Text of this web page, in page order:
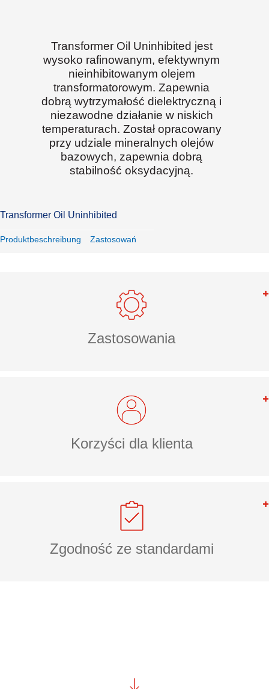
Transformer Oil Uninhibited jest
wysoko rafinowanym, efektywnym
nieinhibitowanym olejem
transformatorowym. Zapewnia
dobrą wytrzymałość dielektryczną i
niezawodne działanie w niskich
temperaturach. Został opracowany
przy udziale mineralnych olejów
bazowych, zapewnia dobrą
stabilność oksydacyjną.
Transformer Oil Uninhibited
Produktbeschreibung Zastosowań
Zastosowania
Korzyści dla klienta
Zgodność ze standardami